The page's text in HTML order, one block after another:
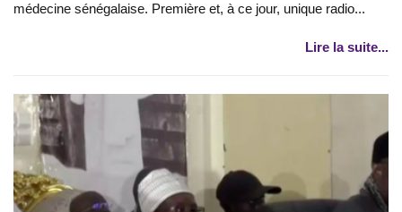
médecine sénégalaise. Première et, à ce jour, unique radio...
Lire la suite...